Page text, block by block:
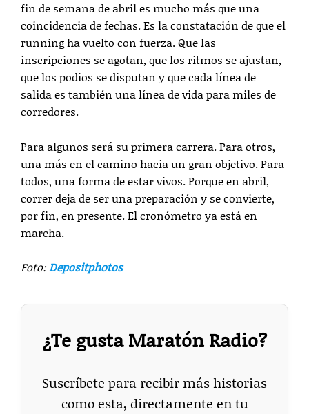
fin de semana de abril es mucho más que una
coincidencia de fechas. Es la constatación de que el
running ha vuelto con fuerza. Que las
inscripciones se agotan, que los ritmos se ajustan,
que los podios se disputan y que cada línea de
salida es también una línea de vida para miles de
corredores.
Para algunos será su primera carrera. Para otros,
una más en el camino hacia un gran objetivo. Para
todos, una forma de estar vivos. Porque en abril,
correr deja de ser una preparación y se convierte,
por fin, en presente. El cronómetro ya está en
marcha.
Foto:Depositphotos
¿Te gusta Maratón Radio?
Suscríbete para recibir más historias
como esta, directamente en tu